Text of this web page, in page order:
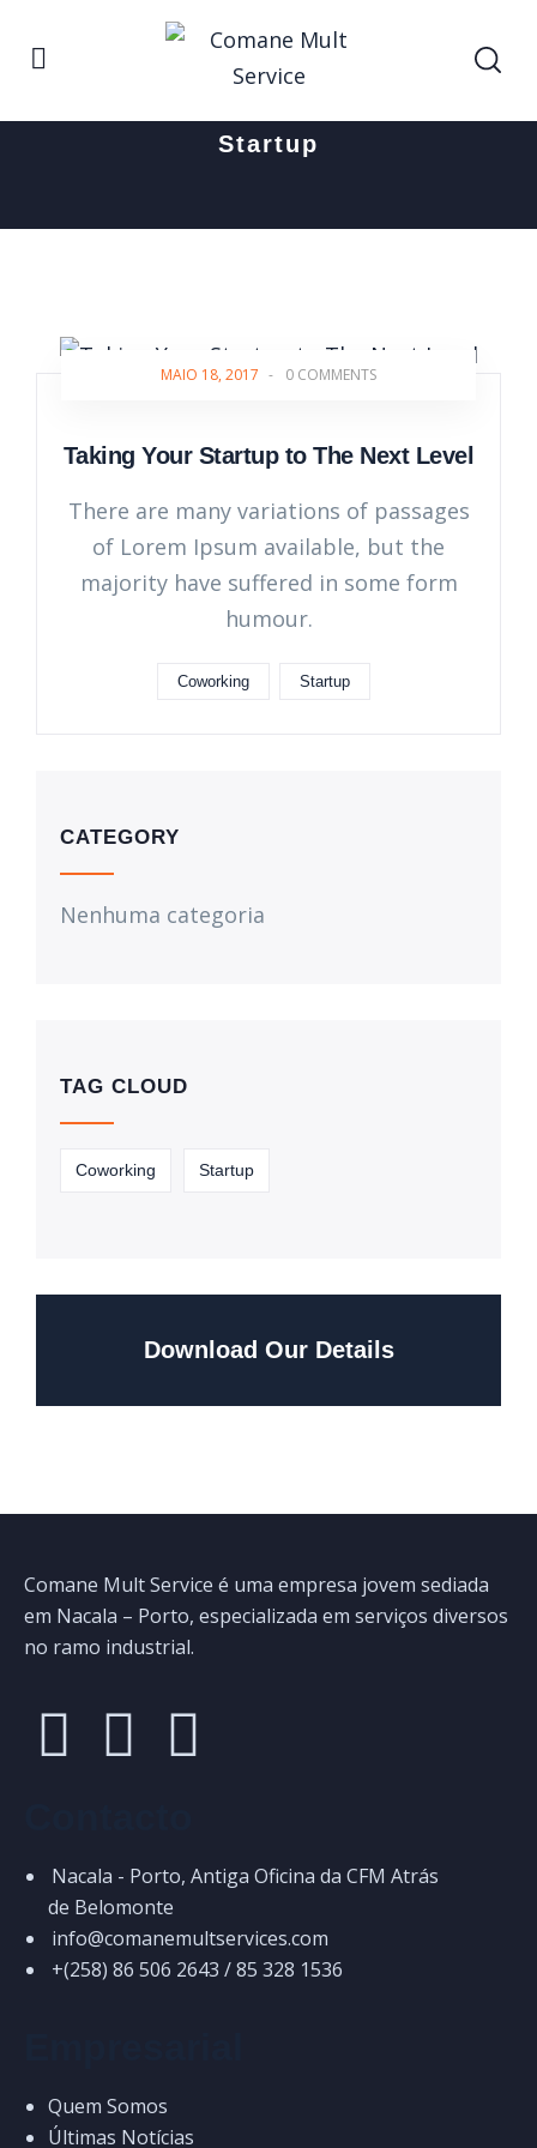
Startup
MAIO 18, 2017 - 0 COMMENTS
Taking Your Startup to The Next Level
There are many variations of passages
of Lorem Ipsum available, but the
majority have suffered in some form
humour.
Coworking Startup
CATEGORY
Nenhuma categoria
TAG CLOUD
Coworking Startup
Download Our Details
Comane Mult Service é uma empresa jovem sediada
em Nacala – Porto, especializada em serviços diversos
no ramo industrial.
Nacala - Porto, Antiga Oficina da CFM Atrás
de Belomonte
info@comanemultservices.com
+(258) 86 506 2643 / 85 328 1536
Quem Somos
Últimas Notícias